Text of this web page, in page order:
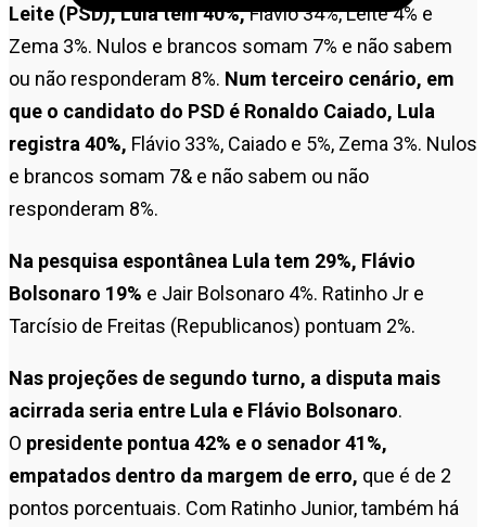
Leite (PSD), Lula tem 40%,Flávio 34%, Leite 4% e
Zema 3%. Nulos e brancos somam 7% e não sabem
ou não responderam 8%. Num terceiro cenário, em
que o candidato do PSD é Ronaldo Caiado, Lula
registra 40%, Flávio 33%, Caiado e 5%, Zema 3%. Nulos
e brancos somam 7& e não sabem ou não
responderam 8%.
Na pesquisa espontânea Lula tem 29%, Flávio
Bolsonaro 19% e Jair Bolsonaro 4%. Ratinho Jr e
Tarcísio de Freitas (Republicanos) pontuam 2%.
Nas projeções de segundo turno, a disputa mais
acirrada seria entre Lula e Flávio Bolsonaro.
O presidente pontua 42% e o senador 41%,
empatados dentro da margem de erro, que é de 2
pontos porcentuais. Com Ratinho Junior, também há